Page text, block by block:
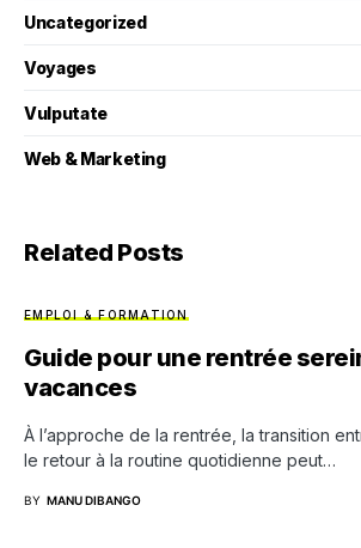
Uncategorized
Voyages
Vulputate
Web & Marketing
Related Posts
EMPLOI & FORMATION
Guide pour une rentrée
vacances
À l’approche de la rentrée, la transition
le retour à la routine quotidienne peut…
BY MANU DIBANGO